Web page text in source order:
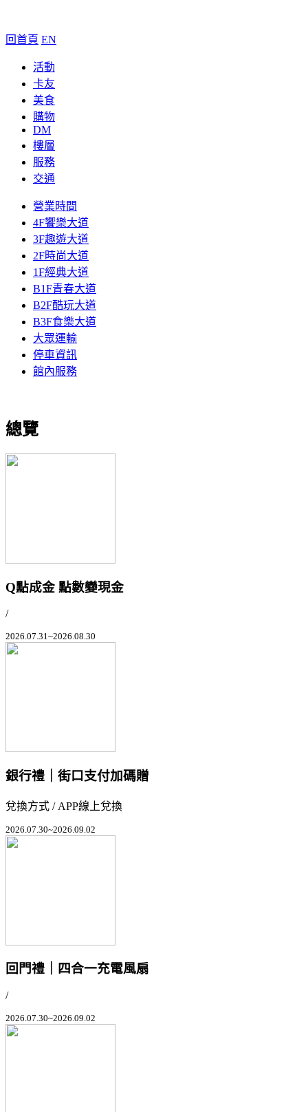
回首頁 EN
活動
卡友
美食
購物
DM
樓層
服務
交通
營業時間
4F饗樂大道
3F趣遊大道
2F時尚大道
1F經典大道
B1F青春大道
B2F酷玩大道
B3F食樂大道
大眾運輸
停車資訊
館內服務
總覽
Q點成金 點數變現金
/
2026.07.31~2026.08.30
銀行禮｜街口支付加碼贈
兌換方式 / APP線上兌換
2026.07.30~2026.09.02
回門禮｜四合一充電風扇
/
2026.07.30~2026.09.02